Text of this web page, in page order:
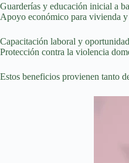
Guarderías y educación inicial a
Apoyo económico para vivienda
Capacitación laboral y
Protección contra la violencia
Estos beneficios provienen tanto